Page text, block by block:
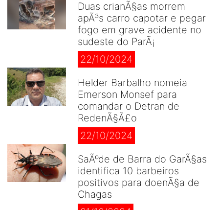
Duas crianÃ§as morrem
apÃ³s carro capotar e pegar
fogo em grave acidente no
sudeste do ParÃ¡
22/10/2024
Helder Barbalho nomeia
Emerson Monsef para
comandar o Detran de
RedenÃ§Ã£o
22/10/2024
SaÃºde de Barra do GarÃ§as
identifica 10 barbeiros
positivos para doenÃ§a de
Chagas